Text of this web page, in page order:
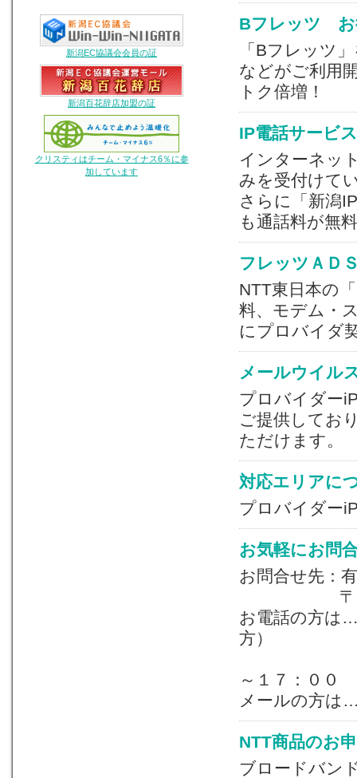
Bフレッツ お
「Bフレッツ
などがご利用
トク倍増！
IP電話サービス
インターネッ
みを受付けて
さらに「新潟
も通話料が無
フレッツＡＤ
NTT東日本の
料、モデム・
にプロバイダ
メールウイル
プロバイダー
ご提供してお
ただけます。
対応エリアに
プロバイダー
お気軽にお問
お問合せ先：
〒959-
お電話の方は
方）
～１７：００
メールの方は
NTT商品のお
ブロードバン
新潟EC協議会会員の証
新潟百花辞店加盟の証
クリスティはチーム・マイナス6％に参
加しています